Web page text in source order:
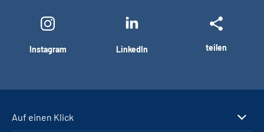
Instagram LinkedIn teilen
Auf einen Klick